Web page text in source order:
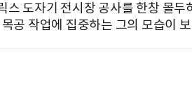
스 도자기 전시장 공사를 한창 몰두
공 작업에 집중하는 그의 모습이